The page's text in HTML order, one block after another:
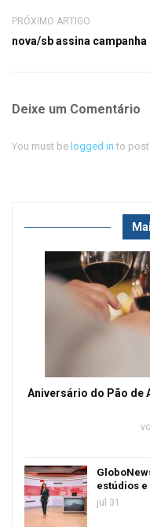
PRÓXIMO ARTIGO
nova/sb assina campanha
Deixe um Comentário
You must be logged in to post
Aniversário do Pão de
estúdios
jul 31